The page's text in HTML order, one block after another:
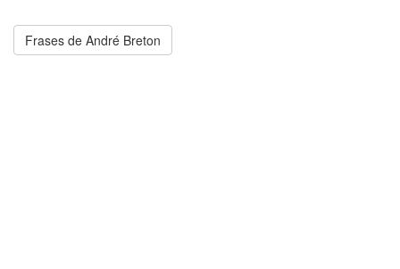
Frases de André Breton